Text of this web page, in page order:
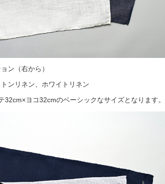
ン（右から）
ンリネン、ホワイトリネン
32cm×ヨコ32cmのベーシックなサイズとなります。